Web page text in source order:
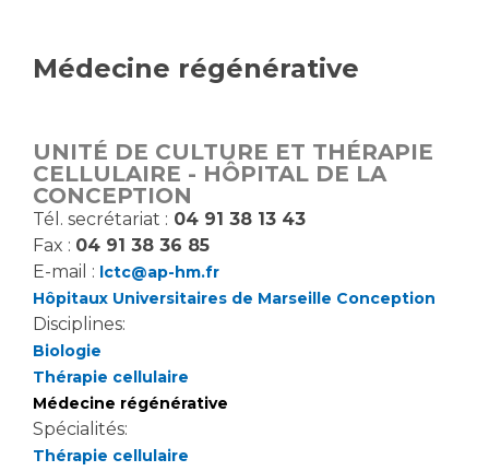
Tarifs
Vous allez être hospitalisé(e)
Vous avez un examen d'imagerie ou de radiologie
à réaliser
Vous avez une analyse à réaliser
Vous venez en consultation
myaphm, votre espace santé en ligne
Infos COVID-19
Vivre ensemble à l'hôpital
Culture à l'hôpital
Emploi / formation
Emplois administratifs
Emplois médicaux
Espace Formation
Étudiants hospitaliers
Emplois techniques et médico-techniques
Emplois divers
Emplois socio-éducatifs
Statuts
Stages paramédicaux
Médecine régénérative
UNITÉ DE CULTURE ET THÉRAPIE
CELLULAIRE - HÔPITAL DE LA
CONCEPTION
Tél. secrétariat : 04 91 38 13 43
Fax : 04 91 38 36 85
E-mail : lctc@ap-hm.fr
Hôpitaux Universitaires de Marseille Conception
Disciplines:
Biologie
Thérapie cellulaire
Médecine régénérative
Spécialités:
Thérapie cellulaire